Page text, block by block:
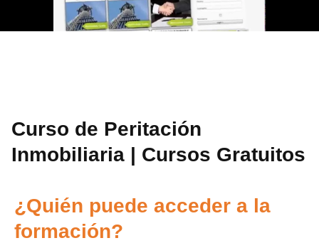
Curso de Peritación
Inmobiliaria | Cursos Gratuitos
¿Quién puede acceder a la
formación?